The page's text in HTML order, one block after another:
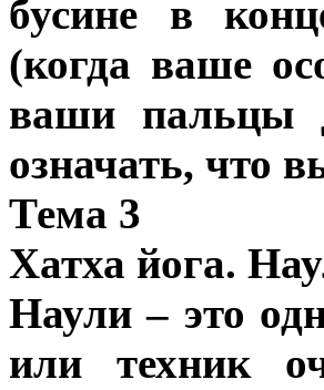
бусине в
(когда ваше
ваши пальцы
означать, что
Тема 3
Хатха йога.
Наули – это
или техник